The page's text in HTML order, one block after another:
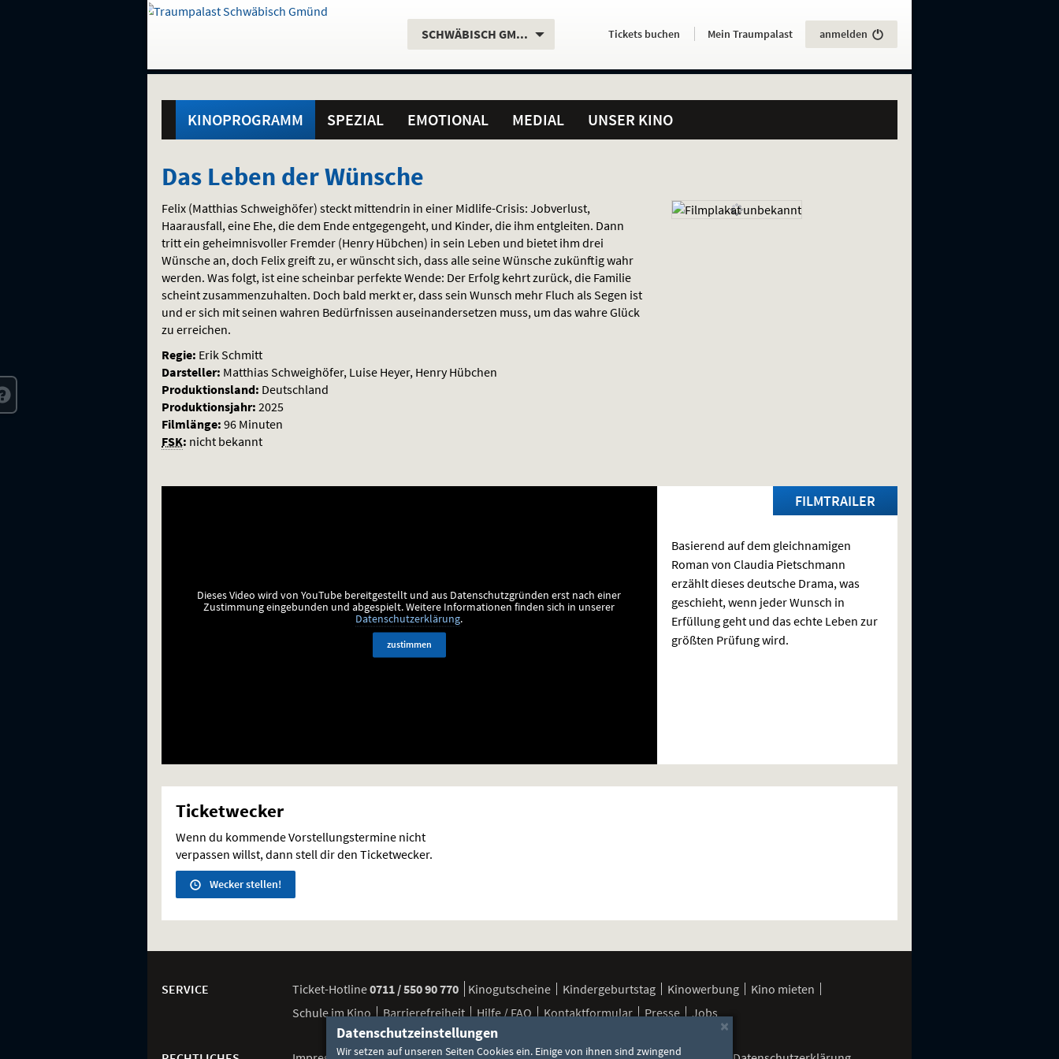
direkt
Inhalt
Menü
und
Gehe
Standortauswahl
Aktueller
SCHWÄBISCH GMÜND. Servicefunktionen
Aktuelles
HierTickets buchen . Mein Traumpalast anmelden
KINOPROGRAMM SPEZIAL EMOTIONAL MEDIAL UNSER KINO
Das
Leben
der
Wünsche
Das Leben der Wünsche
Felix (Matthias Schweighöfer) steckt mittendrin in einer Midlife-Crisis: Jobverlust,
Haarausfall, eine Ehe, die dem Ende entgegengeht, und Kinder, die ihm entgleiten. Dann
tritt ein geheimnisvoller Fremder (Henry Hübchen) in sein Leben und bietet ihm drei
Wünsche an, doch Felix greift zu, er wünscht sich, dass alle seine Wünsche zukünftig wahr
werden. Was folgt, ist eine scheinbar perfekte Wende: Der Erfolg kehrt zurück, die Familie
scheint zusammenzuhalten. Doch bald merkt er, dass sein Wunsch mehr Fluch als Segen ist
und er sich mit seinen wahren Bedürfnissen auseinandersetzen muss, um das wahre Glück
zu erreichen.
Regie: Erik Schmitt
Darsteller: Matthias Schweighöfer, Luise Heyer, Henry Hübchen
Produktionsland: Deutschland
Produktionsjahr: 2025
Filmlänge: 96 Minuten
FSK: nicht bekannt
FILMTRAILER
Dieses Video wird von YouTube bereitgestellt und aus Datenschutzgründen erst nach einer
Zustimmung eingebunden und abgespielt.Weitere Informationen finden sich in unserer
Datenschutzerklärung.
zustimmen
Basierend auf dem gleichnamigen
Roman von Claudia Pietschmann
erzählt dieses deutsche Drama, was
geschieht, wenn jeder Wunsch in
Erfüllung geht und das echte Leben zur
größten Prüfung wird.
Ticketwecker
Wenn du kommende Vorstellungstermine nicht
verpassen willst, dann stell dir den Ticketwecker.
Wecker stellen!
SERVICE Ticket-Hotline0711 / 550 90 770 Kinogutscheine Kindergeburtstag Kinowerbung
Kino mieten
Schule im Kino
Barrierefreiheit Hilfe / FAQ Kontaktformular Presse Jobs
×
Datenschutzeinstellungen
Wir setzen auf unseren Seiten Cookies ein. Einige von ihnen sind zwingend